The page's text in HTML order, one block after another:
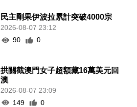
民主剛果伊波拉累計突破4000宗
2026-08-07 23:12
90
0
拱關截澳門女子超額藏16萬美元回
澳
2026-08-07 23:09
149
0